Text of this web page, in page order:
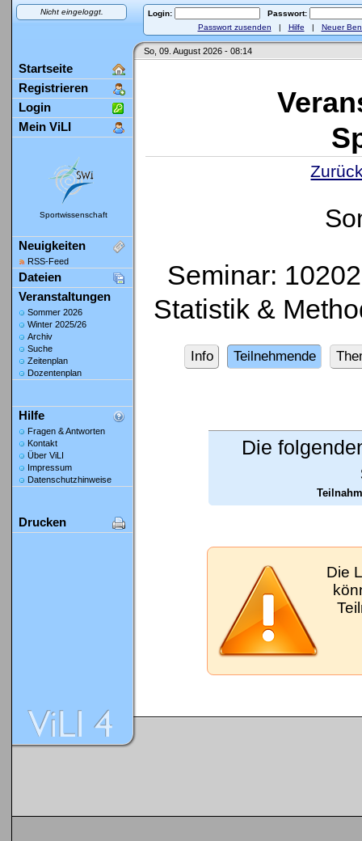
Nicht eingeloggt. Login:
Passwort:
Passwort zusenden | Hilfe | Neuer
So, 09. August 2026 - 08:14
Startseite
Registrieren
Login
Mein ViLI
Sportwissenschaft
Neuigkeiten
RSS-Feed
Dateien
Veranstaltungen
Sommer 2026
Winter 2025/26
Archiv
Suche
Zeitenplan
Dozentenplan
Hilfe
Fragen & Antworten
Kontakt
Über ViLI
Impressum
Datenschutzhinweise
Drucken
Seminar:
Statistik &
Info Teilnehmende
Die
Die